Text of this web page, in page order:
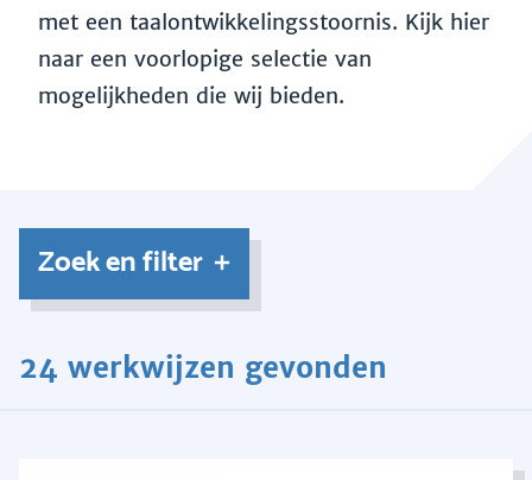
met een taalontwikkelingsstoornis. Kijk hier
naar een voorlopige selectie van
mogelijkheden die wij bieden.
Zoek en filter
24 werkwijzen gevonden